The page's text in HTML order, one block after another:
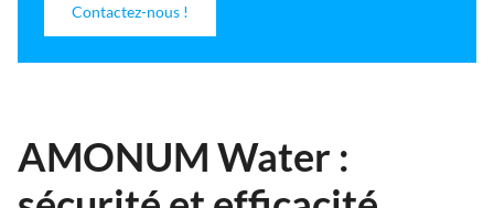
Contactez-nous !
AMONUM Water :